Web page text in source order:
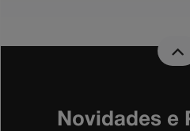
Novidades e